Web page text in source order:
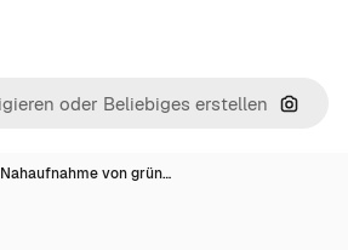
Nach
Nahaufnahme von grün…